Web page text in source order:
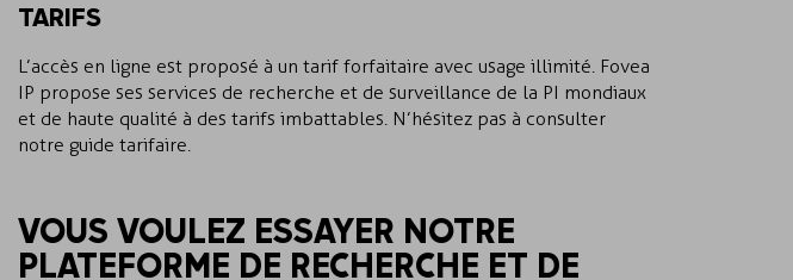
TARIFS
L’accès en ligne est proposé à un tarif forfaitaire avec usage illimité. Fovea
IP propose ses services de recherche et de surveillance de la PI mondiaux
et de haute qualité à des tarifs imbattables. N’hésitez pas à consulter
notre guide tarifaire.
VOUS VOULEZ ESSAYER NOTRE
PLATEFORME DE RECHERCHE ET DE